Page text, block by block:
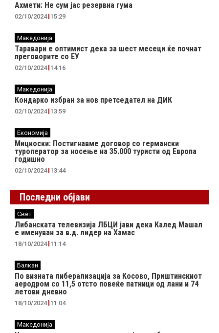
Ахмети: Не сум јас резервна гума
02/10/2024 15:29
Македонија
Таравари e oптимист дека за шест месеци ќе почнат
преговорите со ЕУ
02/10/2024 14:16
Македонија
Кондарко избран за нов претседател на ДИК
02/10/2024 13:59
Економија
Мицкоски: Постигнавме договор со германски
туроператор за носење на 35.000 туристи од Европа
годишно
02/10/2024 13:44
Последни објави
Свет
Либанската телевизија ЛБЦИ јави дека Калед Машал
е именуван за в.д. лидер на Хамас
18/10/2024 11:14
Балкан
По визната либерализација за Косово, Приштинскиот
аеродром со 11,5 отсто повеќе патници од лани и 74
летови дневно
18/10/2024 11:04
Македонија